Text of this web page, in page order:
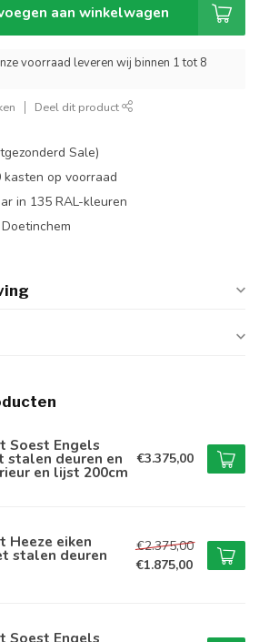
aan winkelwagen
voorraad leveren wij binnen 1 tot 8
Deel dit product
Sale)
op voorraad
in 135 RAL-kleuren
Soest Engels
stalen deuren en
en lijst 200cm
€3.375,00
Heeze eiken
stalen deuren
€2.375,00
€1.875,00
Soest Engels